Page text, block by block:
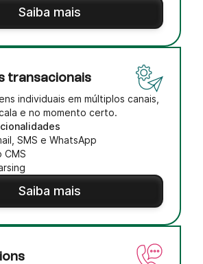
Saiba mais
transacionais
individuais em múltiplos canais,
e no momento certo.
SMS e WhatsApp
CMS
Saiba mais